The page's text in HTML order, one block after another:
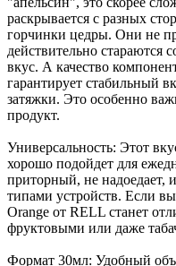
раскрывается с разных
горчинки цедры. Они не
действительно стараются
вкус. А качество
гарантирует стабильный
затяжки. Это особенно
продукт.
Универсальность: Этот
хорошо подойдет для
приторный, не надоедает,
типами устройств. Если
Orange от RELL станет
фруктовыми или даже
Формат 30мл: Удобный